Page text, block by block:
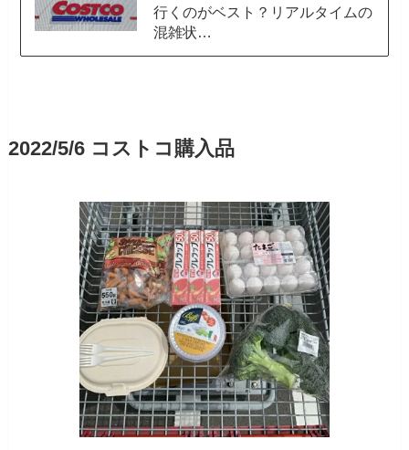
行くのがベスト？リアルタイムの
混雑状…
2022/5/6 コストコ購入品